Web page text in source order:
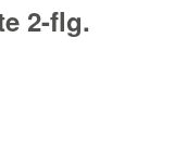
2-flg.